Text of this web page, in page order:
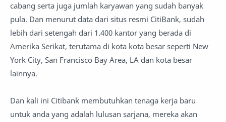
cabang serta juga jumlah karyawan yang sudah banyak
pula. Dan menurut data dari situs resmi CitiBank, sudah
lebih dari setengah dari 1.400 kantor yang berada di
Amerika Serikat, terutama di kota kota besar seperti New
York City, San Francisco Bay Area, LA dan kota besar
lainnya.
Dan kali ini Citibank membutuhkan tenaga kerja baru
untuk anda yang adalah lulusan sarjana, mereka akan